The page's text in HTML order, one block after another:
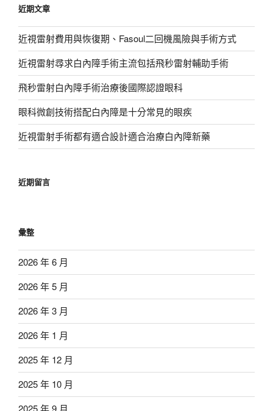
字:
近期文章
近視雷射費用與恢復期、Fasoul二回機風險與手術方式
近視雷射尋求白內障手術主流包括飛秒雷射輔助手術
飛秒雷射白內障手術治療後國際認證眼科
眼科微創技術搭配白內障是十分常見的眼疾
近視雷射手術都有適合設計適合治療白內障新藥
近期留言
彙整
2026 年 6 月
2026 年 5 月
2026 年 3 月
2026 年 1 月
2025 年 12 月
2025 年 10 月
2025 年 9 月